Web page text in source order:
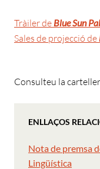
Tràiler de Blue Sun
Sales de projecció de
Consulteu la
ENLLAÇOS
Nota de premsa
Lingüística